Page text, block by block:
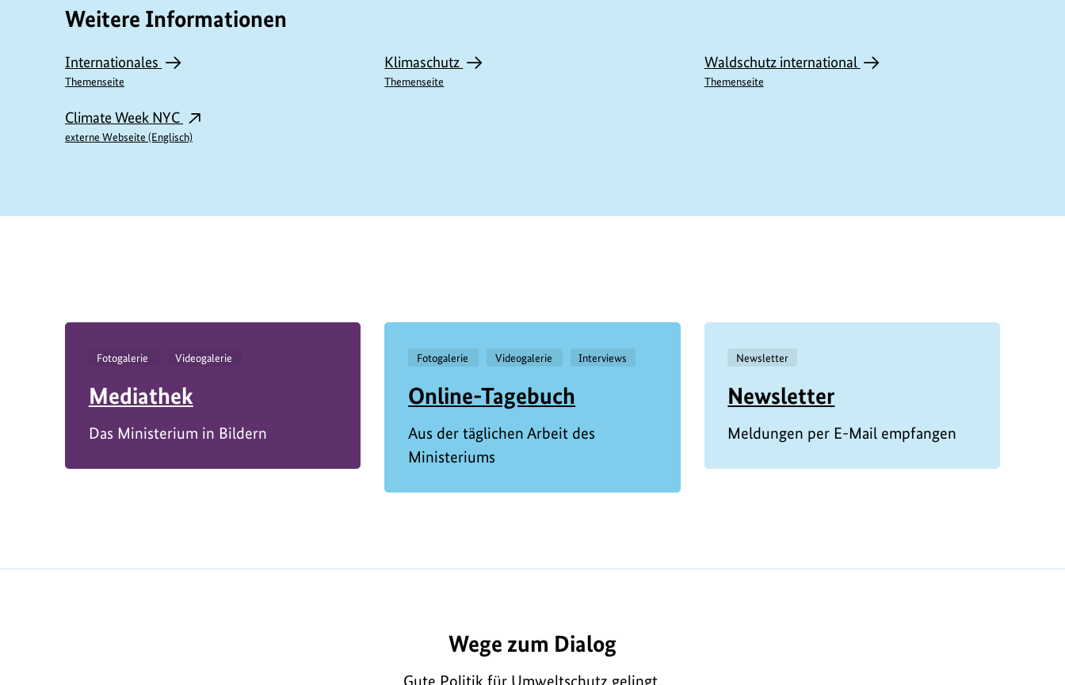
a
n
d
t
e
h
e
Weitere Informationen
Internationales
Themenseite
Klimaschutz
Themenseite
Waldschutz international
Themenseite
Climate Week NYC
externe Webseite (Englisch)
Fotogalerie Videogalerie
Mediathek
Das Ministerium in Bildern
Fotogalerie Videogalerie Interviews
Online-Tagebuch
Aus der täglichen Arbeit des
Ministeriums
Newsletter
Newsletter
Meldungen per E-Mail empfangen
Wege zum Dialog
Gute Politik für Umweltschutz gelingt,